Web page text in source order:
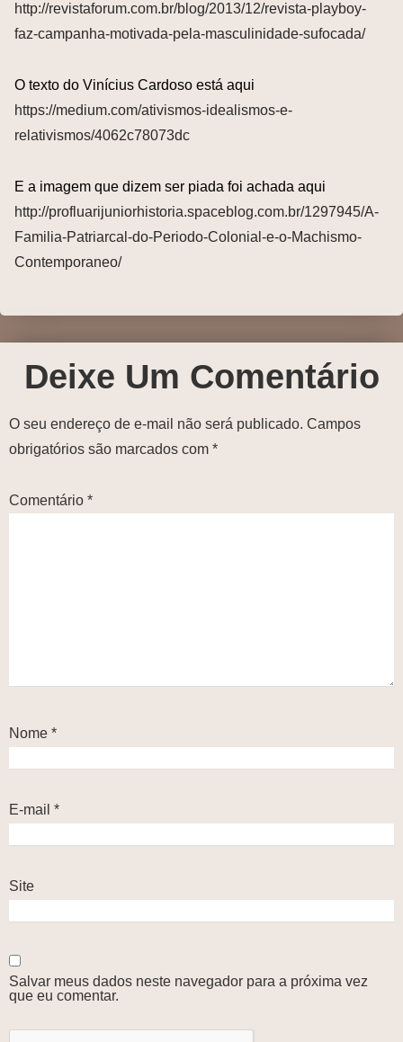
http://revistaforum.com.br/blog/2013/12/revista-playboy-
faz-campanha-motivada-pela-masculinidade-sufocada/
O texto do Vinícius Cardoso está aqui
https://medium.com/ativismos-idealismos-e-
relativismos/4062c78073dc
E a imagem que dizem ser piada foi achada aqui
http://profluarijuniorhistoria.spaceblog.com.br/1297945/A-
Familia-Patriarcal-do-Periodo-Colonial-e-o-Machismo-
Contemporaneo/
Deixe Um Comentário
O seu endereço de e-mail não será publicado. Campos
obrigatórios são marcados com *
Comentário *
Nome *
E-mail *
Site
Salvar meus dados neste navegador para a próxima vez
que eu comentar.